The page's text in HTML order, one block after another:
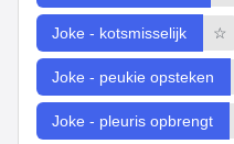
Joke - kotsmisselijk ☆
Joke - peukie opsteken
Joke - pleuris opbrengt